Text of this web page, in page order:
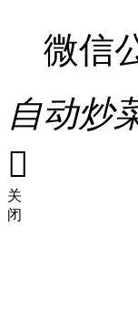
微信
自动炒

关
闭